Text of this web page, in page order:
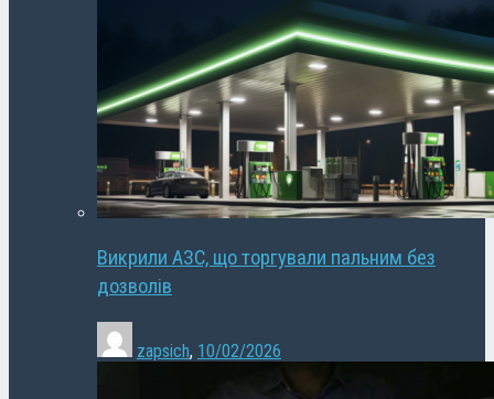
Викрили АЗС, що торгували пальним без
дозволів
zapsich, 10/02/2026